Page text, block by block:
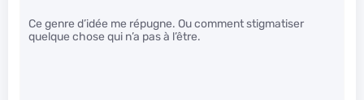
Ce genre d’idée me répugne. Ou comment stigmatiser
quelque chose qui n’a pas à l’être.